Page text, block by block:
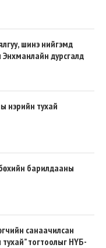
шинэ нийгэмд
Энхманлайн дурсгалд
нэрийн тухай
барилдааны
санаачилсан
тогтоолыг НҮБ-